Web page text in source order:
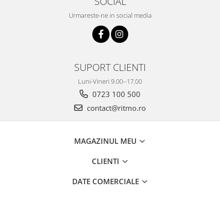
Urmareste-ne in social media
SUPORT CLIENTI
Luni-Vineri 9.00--17.00
0723 100 500
contact@ritmo.ro
MAGAZINUL MEU
CLIENTI
DATE COMERCIALE